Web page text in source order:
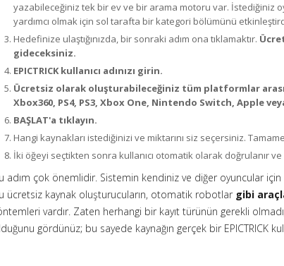
yazabileceğiniz tek bir ev ve bir arama motoru var. İstediğiniz
yardımcı olmak için sol tarafta bir kategori bölümünü
Hedefinize ulaştığınızda, bir sonraki adım ona tıklamaktır.
gideceksiniz.
EPICTRICK kullanıcı adınızı girin.
Ücretsiz olarak oluşturabileceğiniz tüm platformlar
Xbox360, PS4, PS3, Xbox One, Nintendo Switch, Apple
BAŞLAT'a tıklayın.
Hangi kaynakları istediğinizi ve miktarını siz seçersiniz.
İki öğeyi seçtikten sonra kullanıcı otomatik olarak doğrulanır
adım çok önemlidir. Sistemin kendiniz ve diğer oyuncular için
ücretsiz kaynak oluşturucuların, otomatik robotlar gibi
vardır. Zaten herhangi bir kayıt türünün gerekli
gördünüz; bu sayede kaynağın gerçek bir EPICTRICK